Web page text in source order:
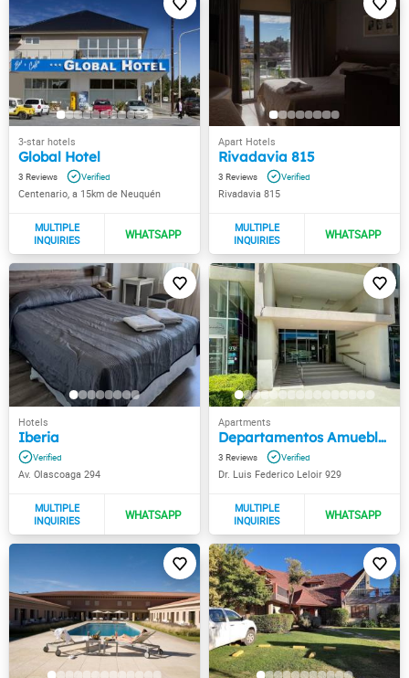
Global Hotel
3
Centenario, a 15km de Neuquén
Rivadavia 815
3
Rivadavia 815
Iberia
Av. Olascoaga 294
Departamentos Amueblados Leloir
3
Dr. Luis Federico Leloir 929